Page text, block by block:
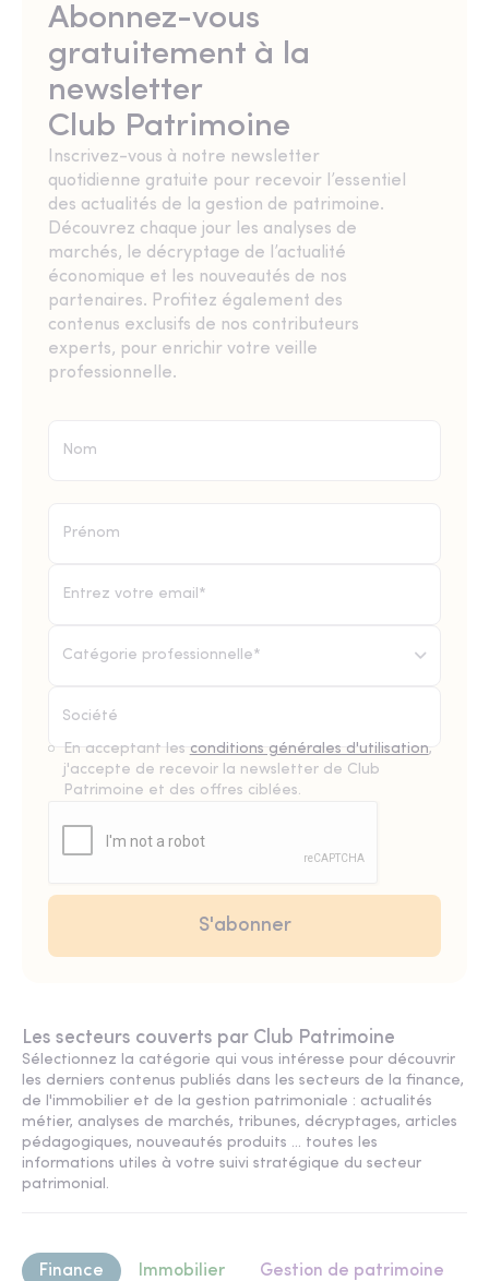
Abonnez-vous
gratuitement à la
newsletter
Club Patrimoine
Inscrivez-vous à notre newsletter
quotidienne gratuite pour recevoir l’essentiel
des actualités de la gestion de patrimoine.
Découvrez chaque jour les analyses de
marchés, le décryptage de l’actualité
économique et les nouveautés de nos
partenaires. Profitez également des
contenus exclusifs de nos contributeurs
experts, pour enrichir votre veille
professionnelle.
Catégorie professionnelle*
En acceptant les conditions générales d'utilisation,
j'accepte de recevoir la newsletter de Club
Patrimoine et des offres ciblées.
Les secteurs couverts par Club Patrimoine
Sélectionnez la catégorie qui vous intéresse pour découvrir
les derniers contenus publiés dans les secteurs de la finance,
de l'immobilier et de la gestion patrimoniale : actualités
métier, analyses de marchés, tribunes, décryptages, articles
pédagogiques, nouveautés produits ... toutes les
informations utiles à votre suivi stratégique du secteur
patrimonial.
Finance Immobilier Gestion de patrimoine